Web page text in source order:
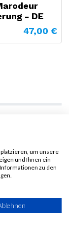
- DE
47,00 €
um unsere
und Ihnen ein
zu den